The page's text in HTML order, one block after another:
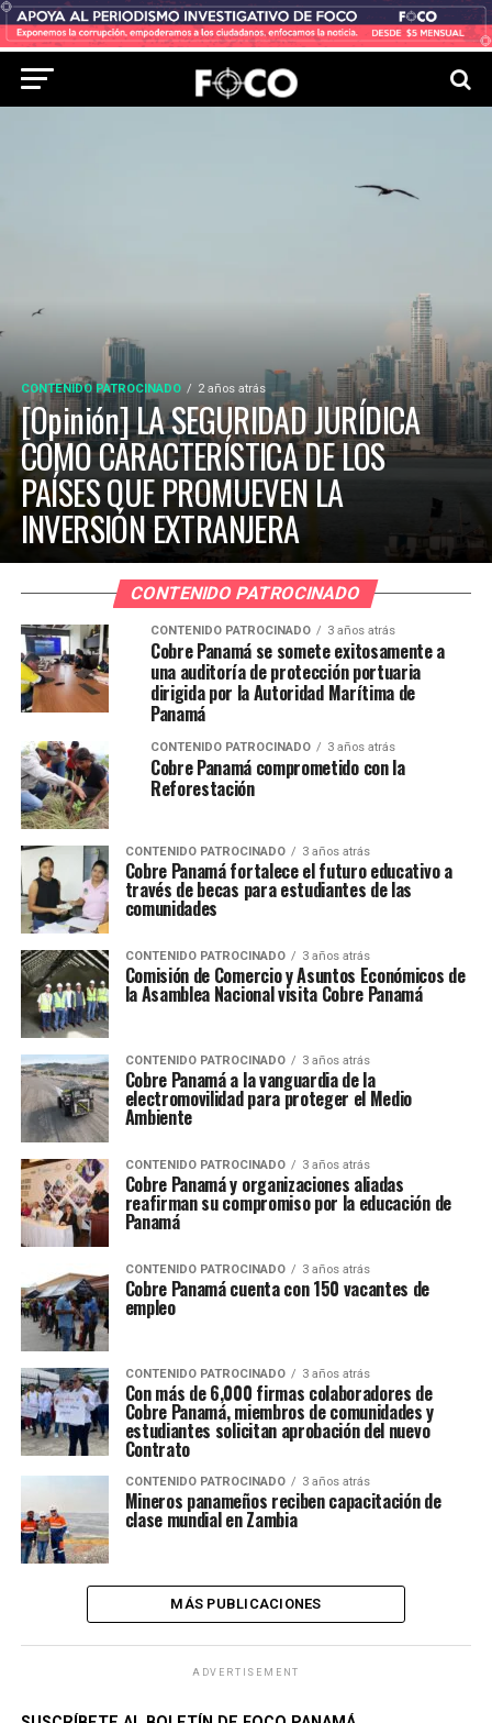
CONTENIDO PATROCINADO 2 años atrás
[Opinión] LA SEGURIDAD JURÍDICA
COMO CARACTERÍSTICA DE LOS
PAÍSES QUE PROMUEVEN LA
INVERSIÓN EXTRANJERA
CONTENIDO PATROCINADO
CONTENIDO PATROCINADO 3 años atrás
Cobre Panamá se somete exitosamente a
una auditoría de protección portuaria
dirigida por la Autoridad Marítima de
Panamá
CONTENIDO PATROCINADO 3 años atrás
Cobre Panamá comprometido con la
Reforestación
CONTENIDO PATROCINADO 3 años atrás
Cobre Panamá fortalece el futuro educativo a
través de becas para estudiantes de las
comunidades
CONTENIDO PATROCINADO 3 años atrás
Comisión de Comercio y Asuntos Económicos de
la Asamblea Nacional visita Cobre Panamá
CONTENIDO PATROCINADO 3 años atrás
Cobre Panamá a la vanguardia de la
electromovilidad para proteger el Medio
Ambiente
CONTENIDO PATROCINADO 3 años atrás
Cobre Panamá y organizaciones aliadas
reafirman su compromiso por la educación de
Panamá
CONTENIDO PATROCINADO 3 años atrás
Cobre Panamá cuenta con 150 vacantes de
empleo
CONTENIDO PATROCINADO 3 años atrás
Con más de 6,000 firmas colaboradores de
Cobre Panamá, miembros de comunidades y
estudiantes solicitan aprobación del nuevo
Contrato
CONTENIDO PATROCINADO 3 años atrás
Mineros panameños reciben capacitación de
clase mundial en Zambia
MÁS PUBLICACIONES
ADVERTISEMENT